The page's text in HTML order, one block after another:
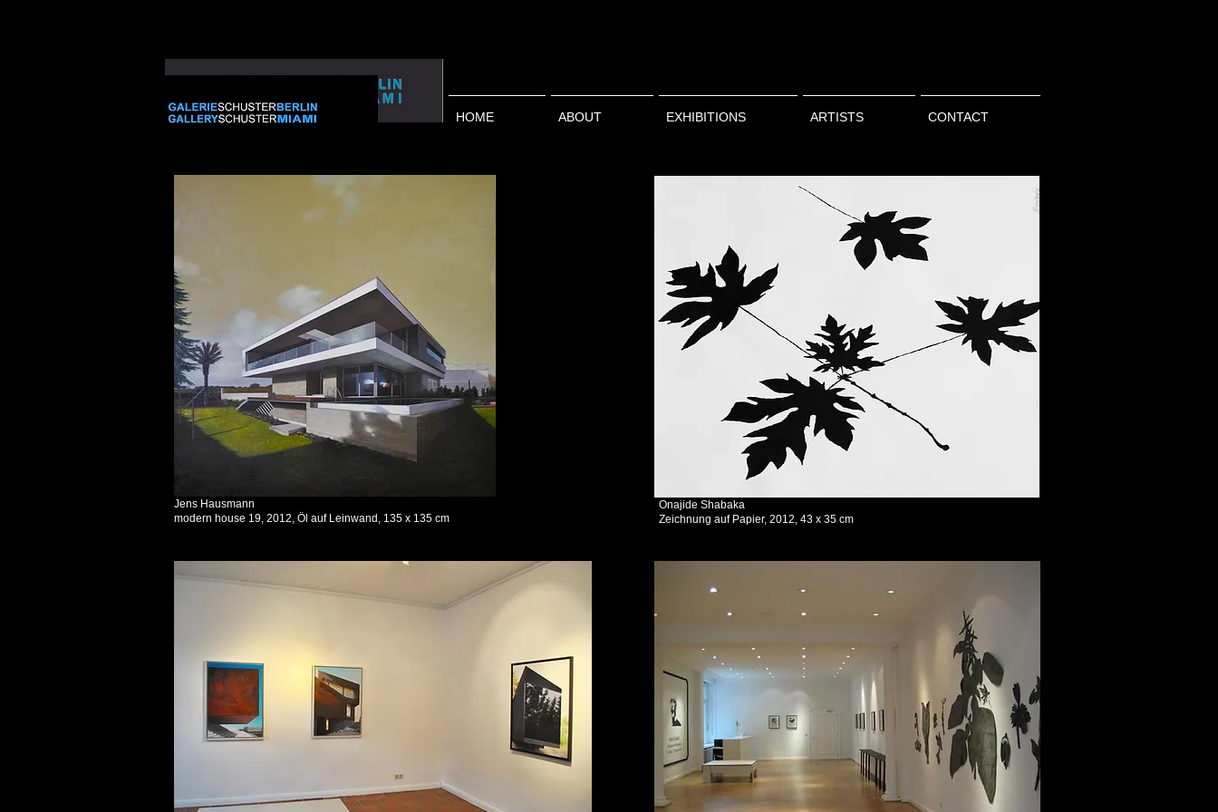
HOME ABOUT EXHIBITIONS ARTISTS CONTACT
Jens Hausmann
modern house 19, 2012, Öl auf Leinwand, 135 x 135 cm
Onajide Shabaka
Zeichnung auf Papier, 2012, 43 x 35 cm